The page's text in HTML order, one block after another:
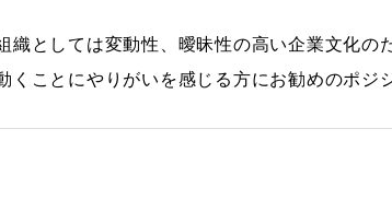
織としては変動性、曖昧性の高い企業文化の
くことにやりがいを感じる方にお勧めのポジ